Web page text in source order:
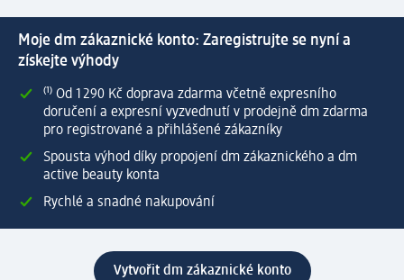
Moje dm zákaznické konto: Zaregistrujte se nyní a
získejte výhody
⁽¹⁾ Od 1 290 Kč doprava zdarma včetně expresního
doručení a expresní vyzvednutí v prodejně dm zdarma
pro registrované a přihlášené zákazníky
Spousta výhod díky propojení dm zákaznického a dm
active beauty konta
Rychlé a snadné nakupování
Vytvořit dm zákaznické konto